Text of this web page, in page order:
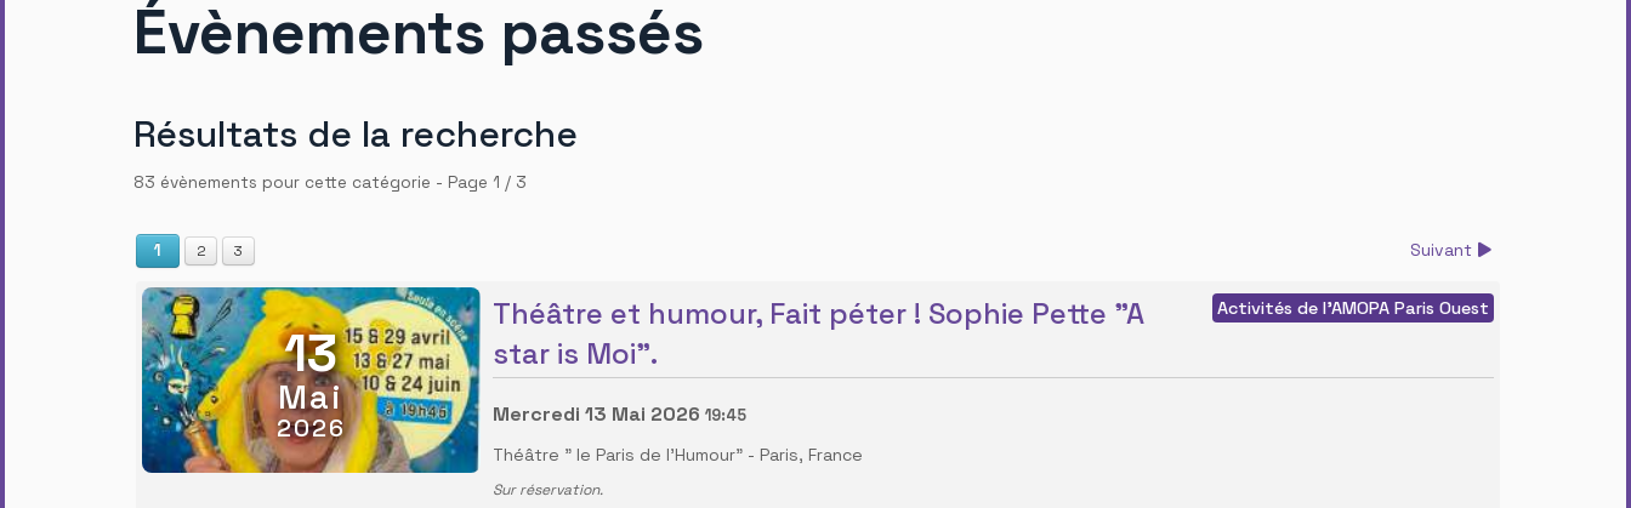
Évènements passés
Résultats de la recherche
83 évènements pour cette catégorie - Page 1 / 3
1 2 3 Suivant
13
Mai
2026
Théâtre et humour, Fait péter ! Sophie Pette "A
star is Moi".
Activités de l'AMOPA Paris Ouest
Mercredi 13 Mai 2026 19:45
Théâtre " le Paris de l'Humour" - Paris, France
Sur réservation.